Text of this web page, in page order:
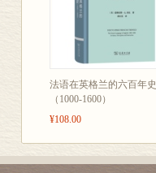
法语在英格兰的六百年史
（1000-1600）
¥108.00